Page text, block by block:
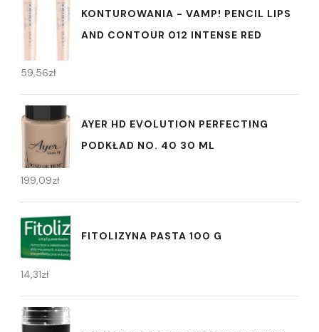
KONTUROWANIA - VAMP! PENCIL LIPS
AND CONTOUR 012 INTENSE RED
59,56zł
AYER HD EVOLUTION PERFECTING
PODKŁAD NO. 40 30 ML
199,09zł
FITOLIZYNA PASTA 100 G
14,31zł